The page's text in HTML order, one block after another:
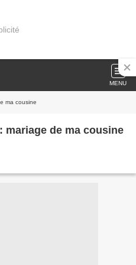
MENU
ma cousine
de ma cousine